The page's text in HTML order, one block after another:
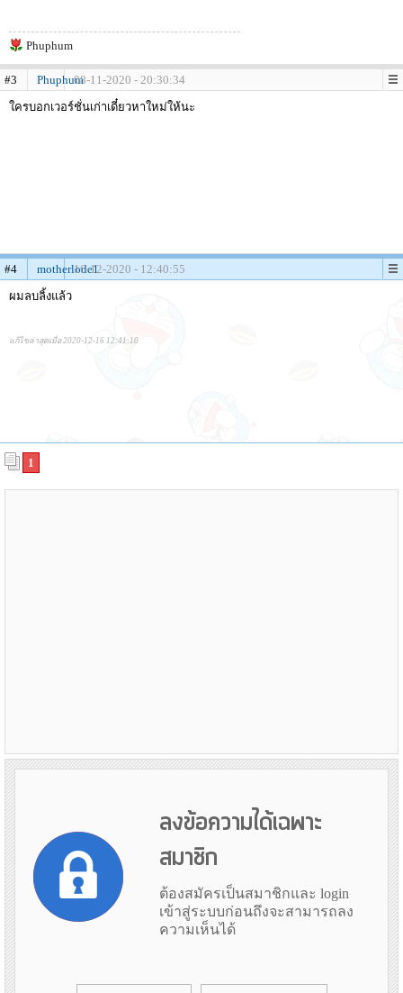
Phuphum
#3 Phuphum08-11-2020 - 20:30:34
ใครบอกเวอร์ชั่นเก่าเดี๋ยวหาใหม่ให้นะ
#4 motherlode116-12-2020 - 12:40:55
ผมลบลิ้งแล้ว
แก้ไขล่าสุดเมื่อ 2020-12-16 12:41:10
1
ลงข้อความได้เฉพาะ
สมาชิก
ต้องสมัครเป็นสมาชิกและ login
เข้าสู่ระบบก่อนถึงจะสามารถลง
ความเห็นได้